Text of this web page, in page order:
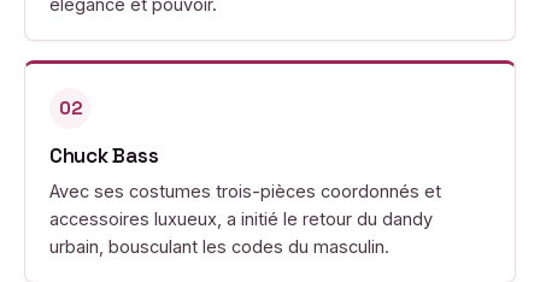
élégance et pouvoir.
02
Chuck Bass
Avec ses costumes trois-pièces coordonnés et
accessoires luxueux, a initié le retour du dandy
urbain, bousculant les codes du masculin.